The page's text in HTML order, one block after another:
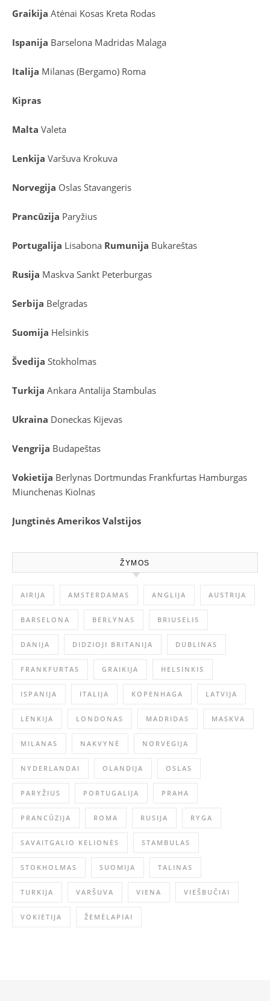
Graikija Atėnai Kosas Kreta Rodas
Ispanija Barselona Madridas Malaga
Italija Milanas (Bergamo) Roma
Kipras
Malta Valeta
Lenkija Varšuva Krokuva
Norvegija Oslas Stavangeris
Prancūzija Paryžius
Portugalija Lisabona Rumunija Bukareštas
Rusija Maskva Sankt Peterburgas
Serbija Belgradas
Suomija Helsinkis
Švedija Stokholmas
Turkija Ankara Antalija Stambulas
Ukraina Doneckas Kijevas
Vengrija Budapeštas
Vokietija Berlynas Dortmundas Frankfurtas Hamburgas
Miunchenas Kiolnas
Jungtinės Amerikos Valstijos
ŽYMOS
AIRIJA AMSTERDAMAS ANGLIJA AUSTRIJA
BARSELONA BERLYNAS BRIUSELIS
DANIJA DIDZIOJI BRITANIJA DUBLINAS
FRANKFURTAS GRAIKIJA HELSINKIS
ISPANIJA ITALIJA KOPENHAGA LATVIJA
LENKIJA LONDONAS MADRIDAS MASKVA
MILANAS NAKVYNĖ NORVEGIJA
NYDERLANDAI OLANDIJA OSLAS
PARYŽIUS PORTUGALIJA PRAHA
PRANCŪZIJA ROMA RUSIJA RYGA
SAVAITGALIO KELIONĖS STAMBULAS
STOKHOLMAS SUOMIJA TALINAS
TURKIJA VARŠUVA VIENA VIEŠBUČIAI
VOKIETIJA ŽEMĖLAPIAI